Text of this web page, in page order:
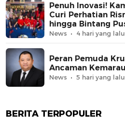
Penuh Inovasi!
Curi Perhatian
hingga Bintang
News 4 hari yang lalu
Peran Pemuda
Ancaman
News 5 hari yang lalu
BERITA TERPOPULER